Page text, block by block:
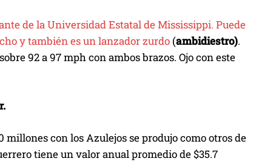
de la Universidad Estatal de Mississippi. Puede
y también es un lanzador zurdo (ambidiestro).
92 a 97 mph con ambos brazos. Ojo con este
con los Azulejos se produjo como otros de
tiene un valor anual promedio de $35.7